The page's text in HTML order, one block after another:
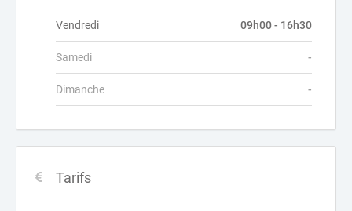
Vendredi 09h00 - 16h30
Samedi -
Dimanche -
Tarifs